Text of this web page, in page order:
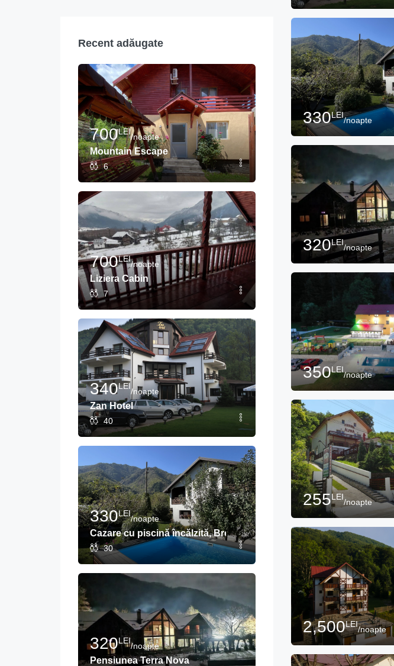
330LEI
/noapte
320LEI
/noapte
350LEI
/noapte
255LEI
/noapte
2,500LEI
/noapte
Recent adăugate
700LEI
/noapte
Mountain Escape
6
700LEI
/noapte
Liziera Cabin
7
340LEI
/noapte
Zan Hotel
40
330LEI
/noapte
Cazare cu piscină încălzită, Brezoi
30
320LEI
/noapte
Pensiunea Terra Nova